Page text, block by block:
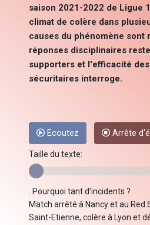
saison 2021-2022 de Ligue
climat de colère dans
causes du phénomène sont
réponses disciplinaires
supporters et l'efficacité
sécuritaires interroge.
Ecoutez Arrête
Taille du texte:
. Pourquoi tant d'incidents ?
Match arrêté à Nancy et au Red
Saint-Etienne, colère à Lyon et